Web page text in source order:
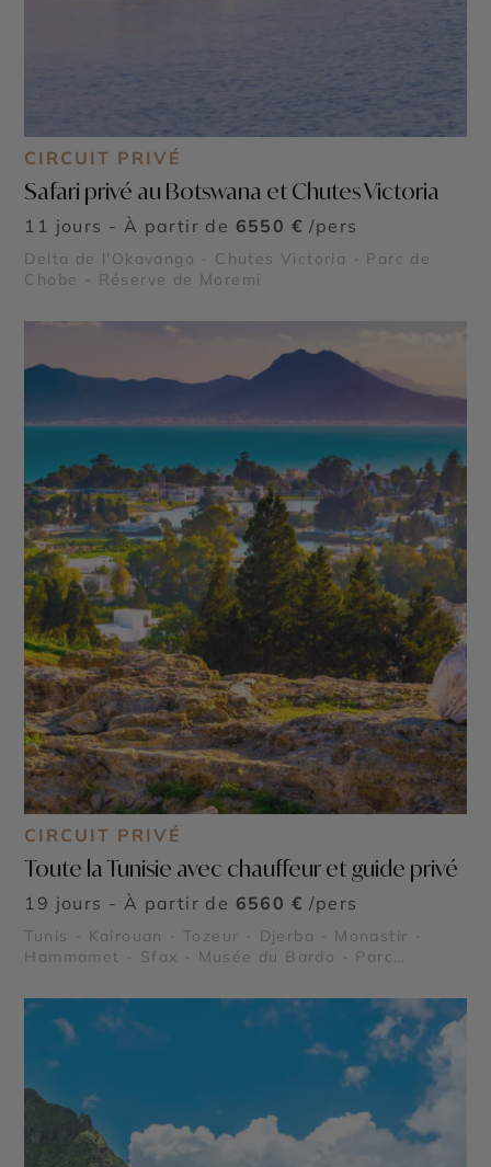
CIRCUIT PRIVÉ
Safari privé au Botswana et Chutes Victoria
11 jours - À partir de 6550 € /pers
Delta de l'Okavango - Chutes Victoria - Parc de
Chobe - Réserve de Moremi
CIRCUIT PRIVÉ
Toute la Tunisie avec chauffeur et guide privé
19 jours - À partir de 6560 € /pers
Tunis - Kairouan - Tozeur - Djerba - Monastir -
Hammamet - Sfax - Musée du Bardo - Parc
Les îles Kerkennah - Kerkouane - El Jem - Dougga -
Carthage